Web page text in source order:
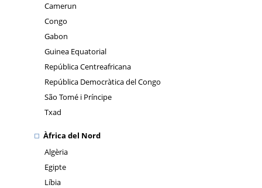
Camerun
Congo
Gabon
Guinea Equatorial
República Centreafricana
República Democràtica del Congo
São Tomé i Príncipe
Txad
Àfrica del Nord
Algèria
Egipte
Líbia